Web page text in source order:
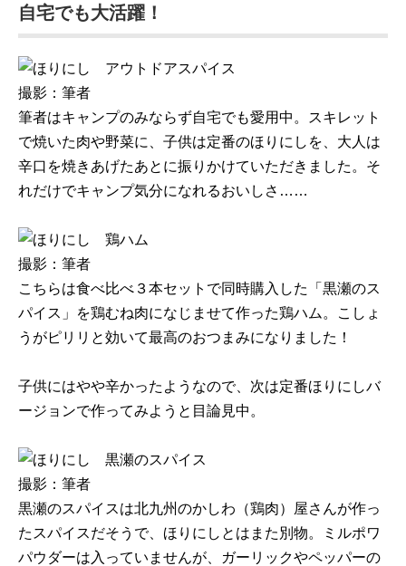
自宅でも大活躍！
撮影：筆者
筆者はキャンプのみならず自宅でも愛用中。スキレット
で焼いた肉や野菜に、子供は定番のほりにしを、大人は
辛口を焼きあげたあとに振りかけていただきました。そ
れだけでキャンプ気分になれるおいしさ……
撮影：筆者
こちらは食べ比べ３本セットで同時購入した「黒瀬のス
パイス」を鶏むね肉になじませて作った鶏ハム。こしょ
うがピリリと効いて最高のおつまみになりました！
子供にはやや辛かったようなので、次は定番ほりにしバ
ージョンで作ってみようと目論見中。
撮影：筆者
黒瀬のスパイスは北九州のかしわ（鶏肉）屋さんが作っ
たスパイスだそうで、ほりにしとはまた別物。ミルポワ
パウダーは入っていませんが、ガーリックやペッパーの